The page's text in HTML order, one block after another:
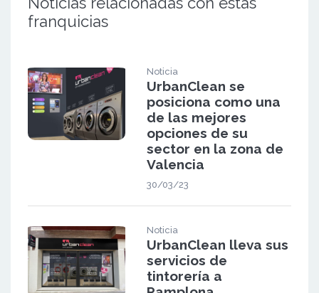
franquicias
Noticia
UrbanClean se
posiciona como una
de las mejores
opciones de su
sector en la zona de
Valencia
30/03/23
Noticia
UrbanClean lleva sus
servicios de
tintorería a